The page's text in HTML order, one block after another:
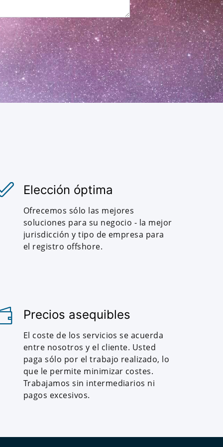
Elección óptima
Ofrecemos sólo las mejores
soluciones para su negocio - la mejor
jurisdicción y tipo de empresa para
el registro offshore.
Precios asequibles
El coste de los servicios se acuerda
entre nosotros y el cliente. Usted
paga sólo por el trabajo realizado, lo
que le permite minimizar costes.
Trabajamos sin intermediarios ni
pagos excesivos.